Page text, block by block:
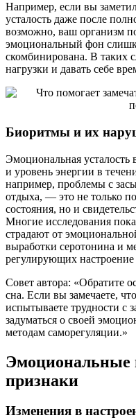
Например, если вы
усталость даже после
возможно, ваш организм
эмоциональный фон
скомбинирована. В таких
нагрузки и давать себе
Биоритмы и их
Эмоциональная
и уровень энергии в
например, проблемы с
отдыха, — это не только
состояния, но и
Многие исследования
страдают от
выработки серотонина и
регулирующих настроение
Совет автора: «Обратите
сна. Если вы замечаете,
испытываете трудности с
задуматься о своей
методам саморегуляции.»
Эмоциональные
признаки
Изменения в